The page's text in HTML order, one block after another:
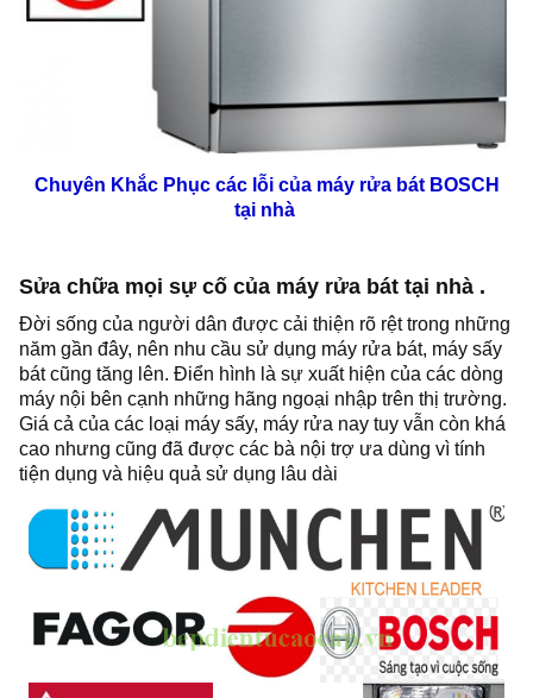
Chuyên Khắc Phục các lỗi của máy rửa bát BOSCH
tại nhà
Sửa chữa mọi sự cố của máy rửa bát tại nhà .
Đời sống của người dân được cải thiện rõ rệt trong những
năm gần đây, nên nhu cầu sử dụng máy rửa bát, máy sấy
bát cũng tăng lên. Điển hình là sự xuất hiện của các dòng
máy nội bên cạnh những hãng ngoại nhập trên thị trường.
Giá cả của các loại máy sấy, máy rửa nay tuy vẫn còn khá
cao nhưng cũng đã được các bà nội trợ ưa dùng vì tính
tiện dụng và hiệu quả sử dụng lâu dài